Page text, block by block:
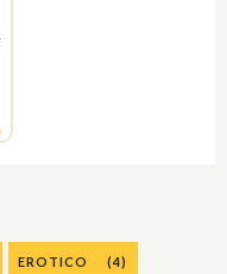
EROTICO (4)